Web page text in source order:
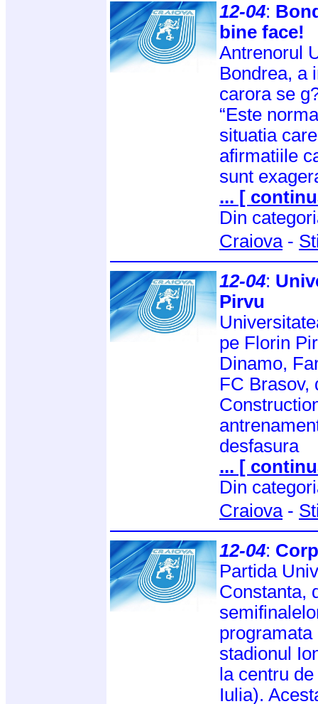
12-04:
bine face!
Antrenorul
Bondrea, a
carora se
“Este
situatia
afirmatiile
sunt
... [
Din
Craiova-
12-04:
Pirvu
pe Florin
Dinamo,
FC Brasov,
desfasura
... [
Din
Craiova-
12-04:
Partida
Constanta,
programata
stadionul
la centru
Iulia).